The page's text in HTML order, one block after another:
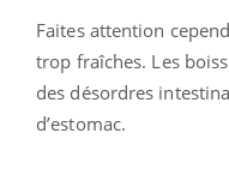
Faites attention
trop fraîches. Les
des désordres
d’estomac.